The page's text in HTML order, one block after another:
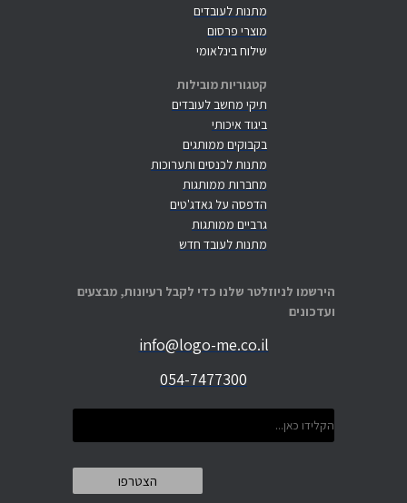
מתנות לעובדים
מוצרי פרסום
שילוח בינלאומי
קטגוריות מובילות
תיקי מחשב לעובדים
ביגוד איכותי
בקבוקים ממותגים
מתנות לכנסים ותערוכות
מחברות ממותגות
הדפסה על גאדג'טים
גרביים ממותגות
מתנות לעובד חדש
הירשמו לניוזלטר שלנו כדי לקבל רעיונות, מבצעים
ועדכונים
info@logo-me.co.il
054-7477300